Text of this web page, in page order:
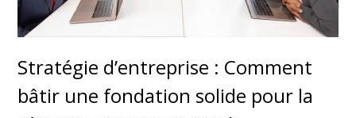
Stratégie d’entreprise : Comment
bâtir une fondation solide pour la